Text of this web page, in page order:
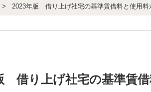
2023年版 借り上げ社宅の基準賃借料と使用料
借り上げ社宅の基準賃